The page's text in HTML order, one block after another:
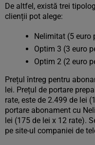
De altfel, există trei
clienții pot alege:
Nelimitat (5 euro
Optim 3 (3 euro
Optim 2 (2 euro
Prețul întreg pentru
lei. Prețul de portare
rate, este de 2.499 de lei
portare abonament cu
lei (175 de lei x 12 rate).
pe site-ul companiei de